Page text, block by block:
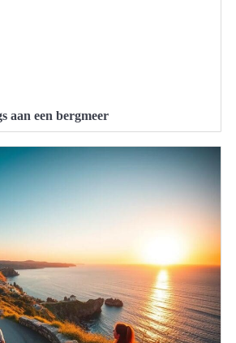
aan een bergmeer